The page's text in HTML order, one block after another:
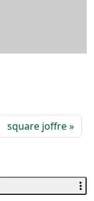
square joffre